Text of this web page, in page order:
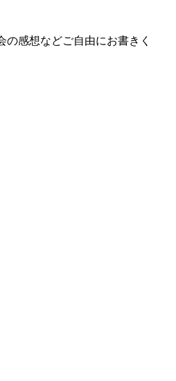
感想などご自由にお書きく